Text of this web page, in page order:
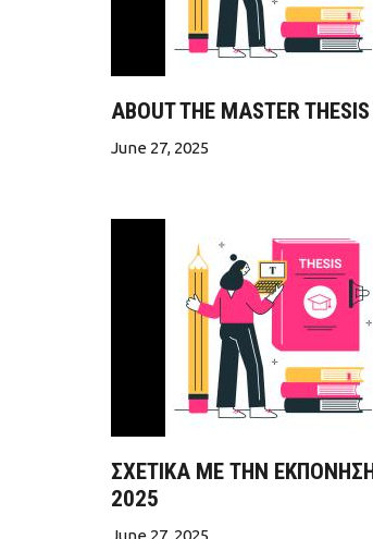
ABOUT THE MASTER
June 27, 2025
ΣΧΕΤΙΚΑ ΜΕ ΤΗΝ
2025
June 27, 2025